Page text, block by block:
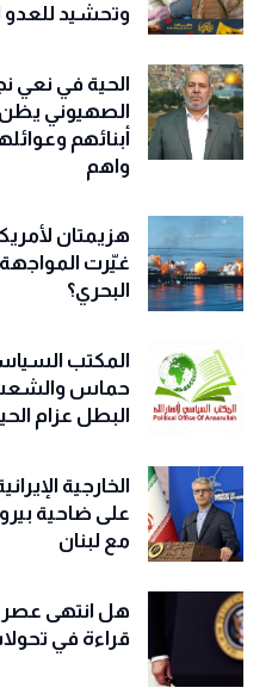
وتحشيد للعدو
الحية في نعي
الصهيوني يظن
أبنائهم
واهم
هزيمتان
غيّرت
البحري؟
المكتب
حماس
البطل عزام
الخارجية
على ضاحية
مع لبنان
هل انتهى عصر
قراءة في